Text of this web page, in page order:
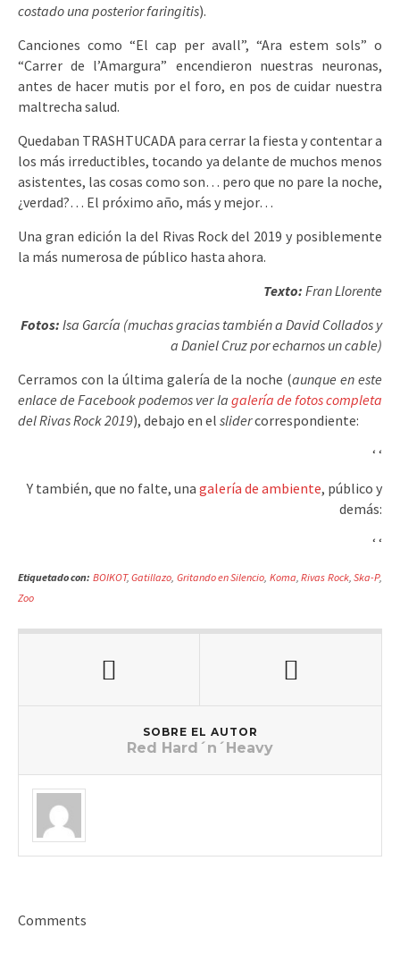
costado una posterior faringitis).
Canciones como “El cap per avall”, “Ara estem sols” o
“Carrer de l’Amargura” encendieron nuestras neuronas,
antes de hacer mutis por el foro, en pos de cuidar nuestra
maltrecha salud.
Quedaban TRASHTUCADA para cerrar la fiesta y contentar a
los más irreductibles, tocando ya delante de muchos menos
asistentes, las cosas como son… pero que no pare la noche,
¿verdad?… El próximo año, más y mejor…
Una gran edición la del Rivas Rock del 2019 y posiblemente
la más numerosa de público hasta ahora.
Texto: Fran Llorente
Fotos: Isa García (muchas gracias también a David Collados y
a Daniel Cruz por echarnos un cable)
Cerramos con la última galería de la noche (aunque en este
enlace de Facebook podemos ver la galería de fotos completa
del Rivas Rock 2019), debajo en el slidercorrespondiente:
‘ ‘
Y también, que no falte, una galería de ambiente, público y
demás:
‘ ‘
Etiquetado con: BOIKOT,Gatillazo, Gritando en Silencio, Koma,Rivas Rock,Ska-P,
Zoo
SOBRE EL AUTOR
Red Hard´n´Heavy
Comments